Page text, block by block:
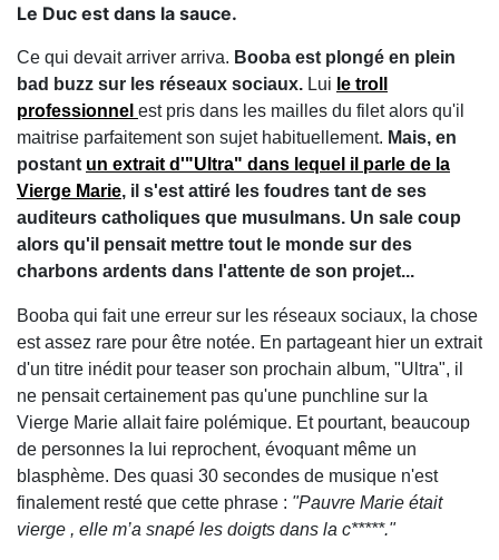
Le Duc est dans la sauce.
Ce qui devait arriver arriva. Booba est plongé en plein
bad buzz sur les réseaux sociaux. Lui le troll
professionnel est pris dans les mailles du filet alors qu'il
maitrise parfaitement son sujet habituellement. Mais, en
postant un extrait d'"Ultra" dans lequel il parle de la
Vierge Marie, il s'est attiré les foudres tant de ses
auditeurs catholiques que musulmans. Un sale coup
alors qu'il pensait mettre tout le monde sur des
charbons ardents dans l'attente de son projet...
Booba qui fait une erreur sur les réseaux sociaux, la chose
est assez rare pour être notée. En partageant hier un extrait
d'un titre inédit pour teaser son prochain album, "Ultra", il
ne pensait certainement pas qu'une punchline sur la
Vierge Marie allait faire polémique. Et pourtant, beaucoup
de personnes la lui reprochent, évoquant même un
blasphème. Des quasi 30 secondes de musique n'est
finalement resté que cette phrase : "Pauvre Marie était
vierge , elle m’a snapé les doigts dans la c*****."